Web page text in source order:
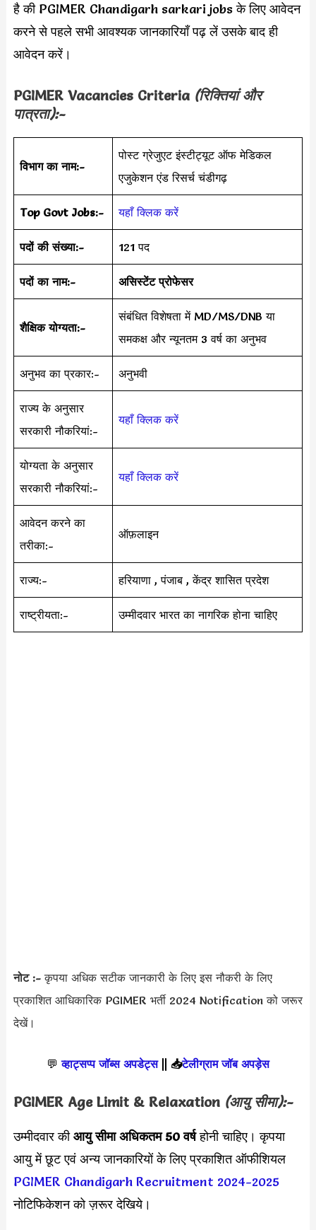
है की PGIMER Chandigarh sarkari jobs के लिए आवेदन
करने से पहले सभी आवश्यक जानकारियाँ पढ़ लें उसके बाद ही
आवेदन करें।
PGIMER Vacancies Criteria (रिक्तियां और
पात्रता):-
विभाग का नाम:-
पोस्ट ग्रेजुएट इंस्टीट्यूट ऑफ मेडिकल
एजुकेशन एंड रिसर्च चंडीगढ़
Top Govt Jobs:- यहाँ क्लिक करें
पदों की संख्या:- 121 पद
पदों का नाम:- असिस्टेंट प्रोफेसर
शैक्षिक योग्यता:-
संबंधित विशेषता में MD/MS/DNB या
समकक्ष और न्यूनतम 3 वर्ष का अनुभव
अनुभव का प्रकार:- अनुभवी
राज्य के अनुसार
सरकारी नौकरियां:-
यहाँ क्लिक करें
योग्यता के अनुसार
सरकारी नौकरियां:-
यहाँ क्लिक करें
आवेदन करने का
तरीका:-
ऑफ़लाइन
राज्य:- हरियाणा , पंजाब , केंद्र शासित प्रदेश
राष्ट्रीयता:- उम्मीदवार भारत का नागरिक होना चाहिए
नोट :-कृपया अधिक सटीक जानकारी के लिए इस नौकरी के लिए
प्रकाशित आधिकारिक PGIMER भर्ती 2024 Notification को जरूर
देखें।
💬 व्हाट्सप्प जॉब्स अपडेट्स|| 📥टेलीग्राम जॉब अपड़ेस
PGIMER Age Limit & Relaxation (आयु सीमा):-
उम्मीदवार कीआयु सीमा अधिकतम 50 वर्षहोनी चाहिए। कृपया
आयु में छूट एवं अन्य जानकारियों के लिए प्रकाशित ऑफीशियल
PGIMER Chandigarh Recruitment 2024-2025
नोटिफिकेशन को ज़रूर देखिये।